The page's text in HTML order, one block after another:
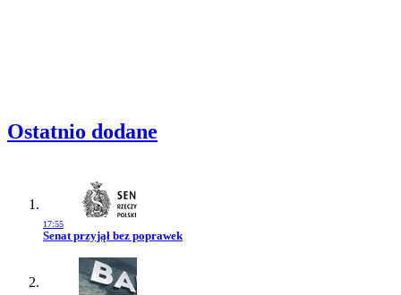
Ostatnio dodane
17:55
Przejdź do artykułu:
Senat przyjął bez poprawek